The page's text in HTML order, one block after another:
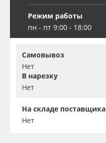
Режим работы
пн - пт 9:00 - 18:00
Самовывоз
Нет
В нарезку
Нет
На складе поставщика
Нет